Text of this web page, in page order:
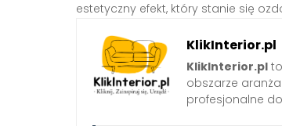
estetyczny efekt, który stanie się
KlikInterior.pl
KlikInterior.pl
obszarze
profesjonalne